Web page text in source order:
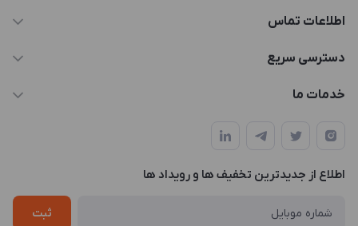
اطلاعات تماس
021-88846810-1
طبقه3
دسترسی سریع
حساب کاربری
لیست محصولات
درباره ما
خدمات ما
چاپ و حکاکی
طراحی سه بعدی
اطلاع از جدیدترین تخفیف ها و رویداد ها
ثبت